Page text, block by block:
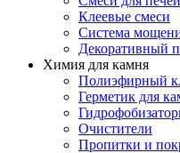
Клеевые смеси
Система
Декоративный
Химия для камня
Полиэфирный
Герметик для
Очистители
Пропитки и